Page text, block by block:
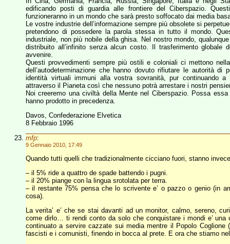
edificando posti di guardia alle frontiere del Ciberspazio.
funzioneranno in un mondo che sarà presto soffocato dai media
Le vostre industrie dell’informazione sempre più obsolete si
pretendono di possedere la parola stessa in tutto il mondo.
industriale, non più nobile della ghisa. Nel nostro mondo,
distribuito all’infinito senza alcun costo. Il trasferimento
avvenire.
Questi provvedimenti sempre più ostili e coloniali ci mettono
dell’autodeterminazione che hanno dovuto rifiutare le autorità
identità virtuali immuni alla vostra sovranità, pur continuando
attraverso il Pianeta così che nessuno potrà arrestare i nostri
Noi creeremo una civiltà della Mente nel Ciberspazio. Possa
hanno prodotto in precedenza.
Davos, Confederazione Elvetica
8 Febbraio 1996
mfp:
9 Gennaio 2010, 17:49
Quando tutti quelli che tradizionalmente cicciano fuori, stanno
– il 5% ride a quattro de spade battendo i pugni.
– il 20% piange con la lingua srotolata per terra.
– il restante 75% pensa che lo scrivente e’ o pazzo o genio (in
cosa).
La verita’ e’ che se stai davanti ad un monitor, calmo, sereno,
come dirlo… ti rendi conto da solo che conquistare i mondi e’
continuato a servire cazzate sui media mentre il Popolo
fascisti e i comunisti, finendo in bocca al prete. E ora che stiamo